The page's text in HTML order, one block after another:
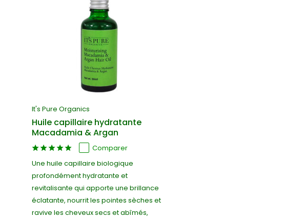
It's Pure Organics
Huile capillaire hydratante
Macadamia & Argan
Comparer
Une huile capillaire biologique
profondément hydratante et
revitalisante qui apporte une brillance
éclatante, nourrit les pointes sèches et
ravive les cheveux secs et abîmés,